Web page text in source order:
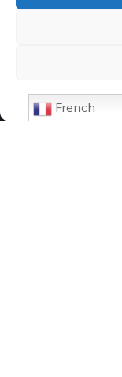
French